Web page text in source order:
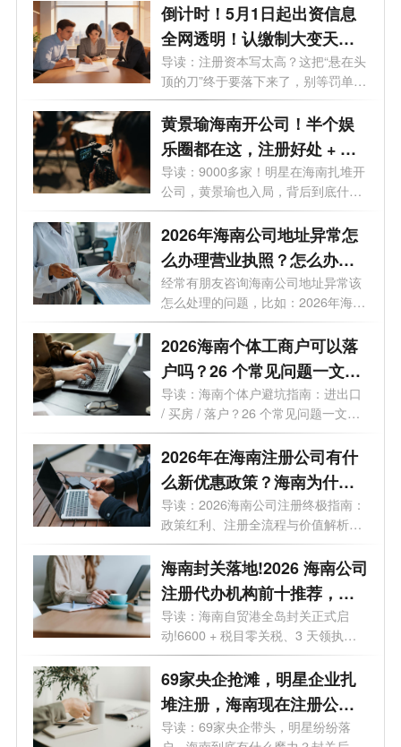
倒计时！5月1日起出资信息
全网透明！认缴制大变天，
这3条“逃债路”全被封死！
导读：注册资本写太高？这把“悬在头
顶的刀”终于要落下来了，别等罚单
才...
黄景瑜海南开公司！半个娱
乐圈都在这，注册好处 + 费
用一次说清
导读：9000多家！明星在海南扎堆开
公司，黄景瑜也入局，背后到底什么
信号...
2026年海南公司地址异常怎
么办理营业执照？怎么办理
变更业务？
经常有朋友咨询海南公司地址异常该
怎么处理的问题，比如：2026年海南
公司...
2026海南个体工商户可以落
户吗？26 个常见问题一文读
懂
导读：海南个体户避坑指南：进出口
/ 买房 / 落户？26 个常见问题一文读
懂最...
2026年在海南注册公司有什
么新优惠政策？海南为什么
是块宝地？
导读：2026海南公司注册终极指南：
政策红利、注册全流程与价值解析。
2026年...
海南封关落地!2026 海南公司
注册代办机构前十推荐，海
口 / 三亚营业执照代办选这些
不踩坑
导读：海南自贸港全岛封关正式启
动!6600 + 税目零关税、3 天领执
照、15% 企业...
69家央企抢滩，明星企业扎
堆注册，海南现在注册公司
好处有哪些？
导读：69家央企带头，明星纷纷落